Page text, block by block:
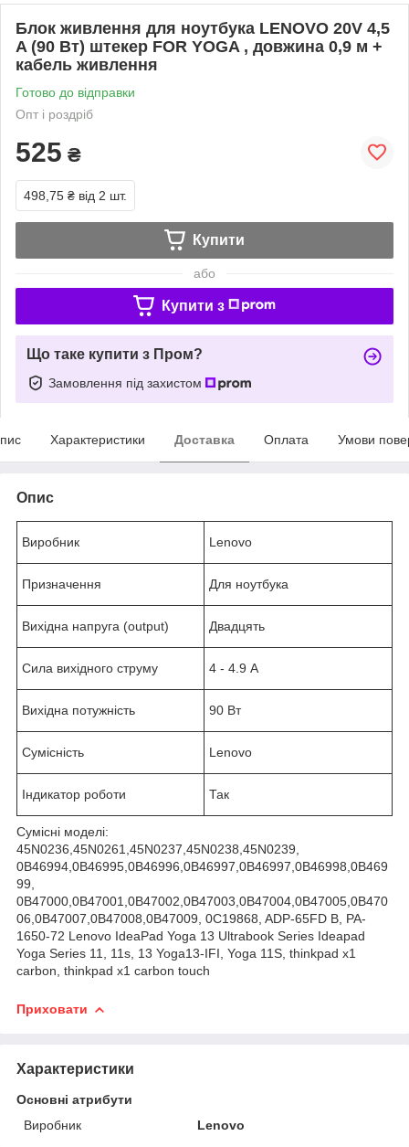
Блок живлення для ноутбука LENOVO 20V 4,5
A (90 Вт) штекер FOR YOGA , довжина 0,9 м +
кабель живлення
Готово до відправки
Опт і роздріб
525 ₴
498,75 ₴ від 2 шт.
Купити
або
Купити з
Що таке купити з Пром?
Замовлення під захистом
Характеристики Доставка Оплата Умови
Опис
Виробник Lenovo
Призначення Для ноутбука
Вихідна напруга (output) Двадцять
Сила вихідного струму 4 - 4.9 А
Вихідна потужність 90 Вт
Сумісність Lenovo
Індикатор роботи Так
Сумісні моделі:
45N0236,45N0261,45N0237,45N0238,45N0239,
0B46994,0B46995,0B46996,0B46997,0B46997,0B46998,0B469
99,
0B47000,0B47001,0B47002,0B47003,0B47004,0B47005,0B470
06,0B47007,0B47008,0B47009, 0C19868, ADP-65FD B, PA-
1650-72 Lenovo IdeaPad Yoga 13 Ultrabook Series Ideapad
Yoga Series 11, 11s, 13 Yoga13-IFI, Yoga 11S, thinkpad x1
carbon, thinkpad x1 carbon touch
Приховати
Характеристики
Основні атрибути
Виробник
Lenovo